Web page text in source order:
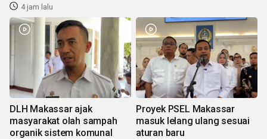
4 jam lalu
DLH Makassar ajak
masyarakat olah sampah
organik sistem komunal
Proyek PSEL Makassar
masuk lelang ulang sesuai
aturan baru